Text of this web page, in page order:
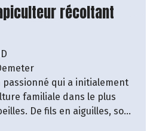
récoltant
passionné qui a initialement
familiale dans le plus
De fils en aiguilles, son